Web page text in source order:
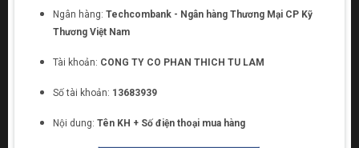
Ngân hàng: Techcombank - Ngân hàng Thương Mại CP Kỹ
Thương Việt Nam
Tài khoản: CONG TY CO PHAN THICH TU LAM
Số tài khoản: 13683939
Nội dung: Tên KH + Số điện thoại mua hàng